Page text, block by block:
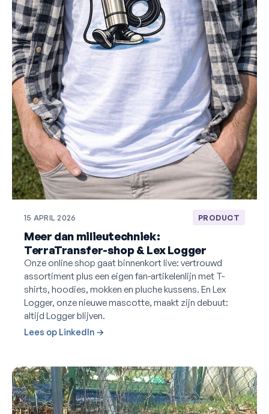
15 APRIL 2026 PRODUCT
Meer dan milieutechniek:
TerraTransfer-shop & Lex Logger
Onze online shop gaat binnenkort live: vertrouwd
assortiment plus een eigen fan-artikelenlijn met T-
shirts, hoodies, mokken en pluche kussens. En Lex
Logger, onze nieuwe mascotte, maakt zijn debuut:
altijd Logger blijven.
Lees op LinkedIn →